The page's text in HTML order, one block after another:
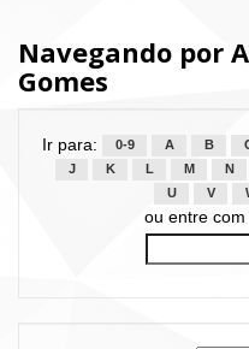
Navegando por
Gomes
Ir para: 0-9 A B
J
K L M N
U
V
ou entre